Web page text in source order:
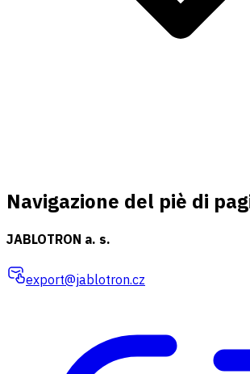
Navigazione del piè di
JABLOTRON a. s.
export@jablotron.cz